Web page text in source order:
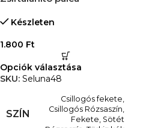
Készleten
1.800 Ft
Opciók választása
SKU: Seluna48
SZÍN
Csillogós fekete,
Csillogós Rózsaszín,
Fekete, Sötét